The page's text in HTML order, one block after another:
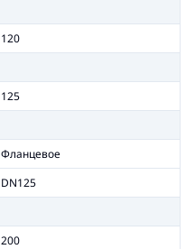
120
125
Фланцевое
DN125
200